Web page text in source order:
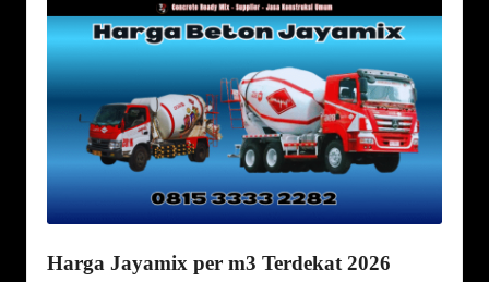
Harga Jayamix per m3 Terdekat 2026